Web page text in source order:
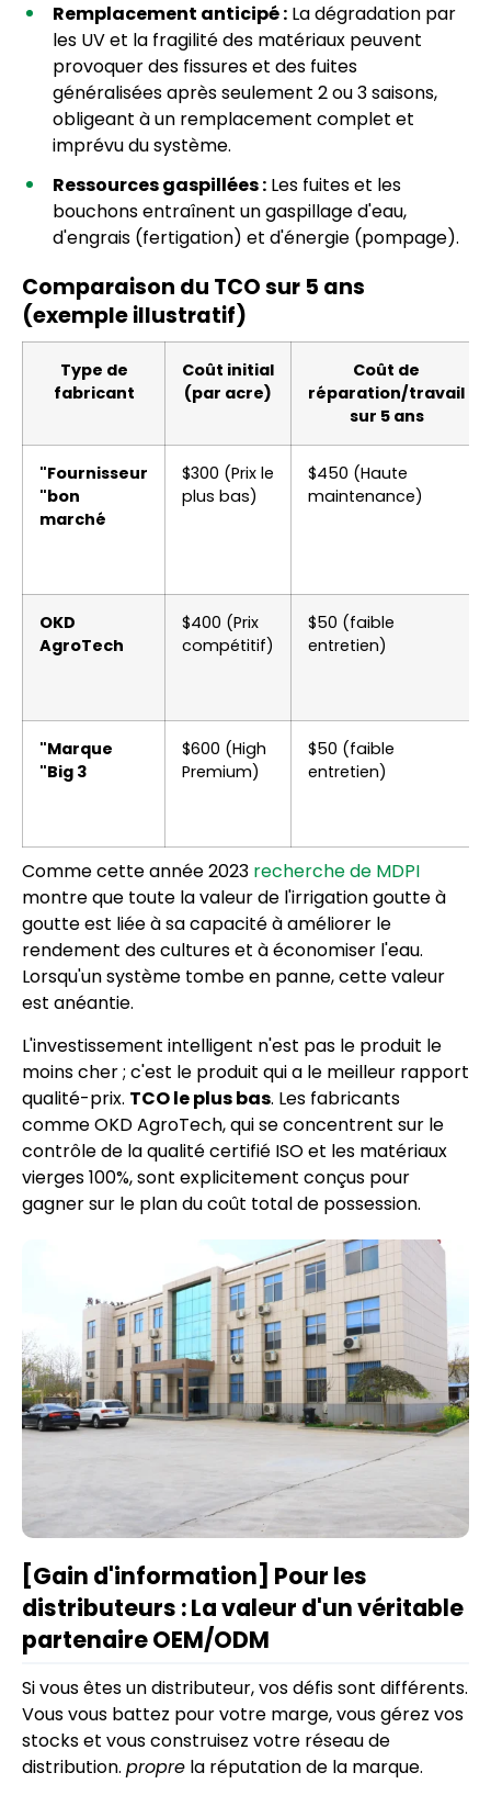
Remplacement anticipé : La dégradation par
les UV et la fragilité des matériaux peuvent
provoquer des fissures et des fuites
généralisées après seulement 2 ou 3 saisons,
obligeant à un remplacement complet et
imprévu du système.
Ressources gaspillées : Les fuites et les
bouchons entraînent un gaspillage d'eau,
d'engrais (fertigation) et d'énergie (pompage).
Comparaison du TCO sur 5 ans
(exemple illustratif)
Type de
fabricant
Coût initial
(par acre)
Coût de
réparation/travail
sur 5 ans
"Fournisseur
"bon
marché
$300 (Prix le
plus bas)
$450 (Haute
maintenance)
OKD
AgroTech
$400 (Prix
compétitif)
$50 (faible
entretien)
"Marque
"Big 3
$600 (High
Premium)
$50 (faible
entretien)
Comme cette année 2023 recherche de MDPI
montre que toute la valeur de l'irrigation goutte à
goutte est liée à sa capacité à améliorer le
rendement des cultures et à économiser l'eau.
Lorsqu'un système tombe en panne, cette valeur
est anéantie.
L'investissement intelligent n'est pas le produit le
moins cher ; c'est le produit qui a le meilleur rapport
qualité-prix. TCO le plus bas. Les fabricants
comme OKD AgroTech, qui se concentrent sur le
contrôle de la qualité certifié ISO et les matériaux
vierges 100%, sont explicitement conçus pour
gagner sur le plan du coût total de possession.
[Gain d'information] Pour les
distributeurs : La valeur d'un véritable
partenaire OEM/ODM
Si vous êtes un distributeur, vos défis sont différents.
Vous vous battez pour votre marge, vous gérez vos
stocks et vous construisez votre réseau de
distribution. propre la réputation de la marque.